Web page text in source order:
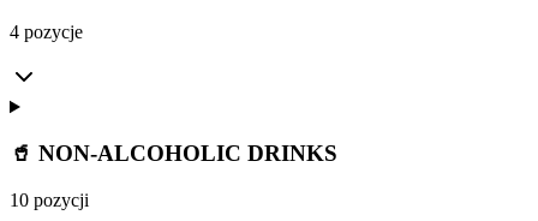
4 pozycje
🥤 NON-ALCOHOLIC DRINKS
10 pozycji